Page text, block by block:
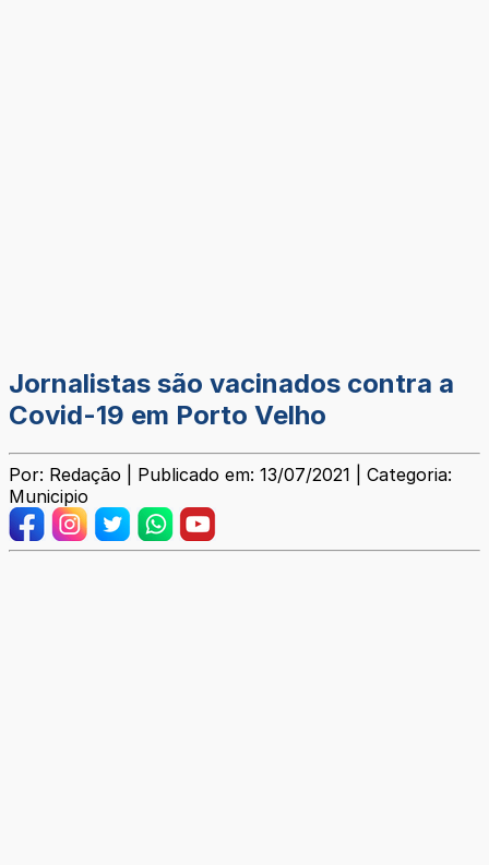
Jornalistas são vacinados contra a
Covid-19 em Porto Velho
Por: Redação | Publicado em: 13/07/2021 | Categoria:
Municipio